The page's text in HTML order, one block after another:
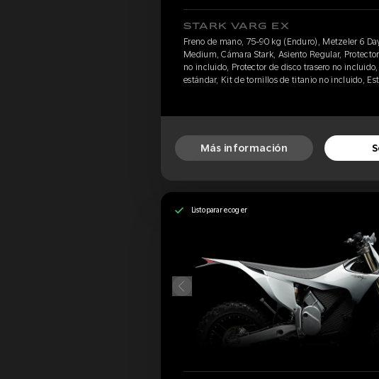
STARK VARG EX
Freno de mano, 75-90 kg (Enduro), Metzeler 6
Medium, Cámara Stark, Asiento Regular,
no incluido, Protector de disco trasero no
estándar, Kit de tornillos de titanio no incluido,
Más información
Listo para recoger